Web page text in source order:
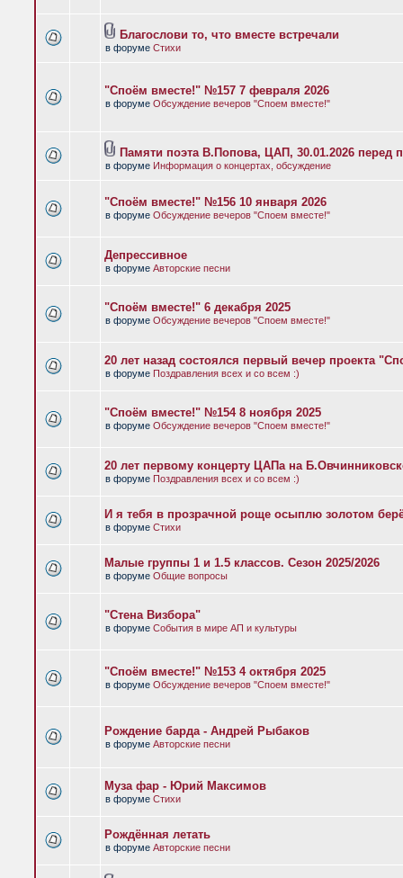
Благослови то, что вместе встречали
в форуме Стихи
"Споём вместе!" №157 7 февраля 2026
в форуме Обсуждение вечеров "Споем вместе!"
Памяти поэта В.Попова, ЦАП, 30.01.2026 перед
в форуме Информация о концертах, обсуждение
"Споём вместе!" №156 10 января 2026
в форуме Обсуждение вечеров "Споем вместе!"
Депрессивное
в форуме Авторские песни
"Споём вместе!" 6 декабря 2025
в форуме Обсуждение вечеров "Споем вместе!"
20 лет назад состоялся первый вечер проекта
в форуме Поздравления всех и со всем :)
"Споём вместе!" №154 8 ноября 2025
в форуме Обсуждение вечеров "Споем вместе!"
20 лет первому концерту ЦАПа на
в форуме Поздравления всех и со всем :)
И я тебя в прозрачной роще осыплю золотом
в форуме Стихи
Малые группы 1 и 1.5 классов. Сезон 2025/2026
в форуме Общие вопросы
"Стена Визбора"
в форуме События в мире АП и культуры
"Споём вместе!" №153 4 октября 2025
в форуме Обсуждение вечеров "Споем вместе!"
Рождение барда - Андрей Рыбаков
в форуме Авторские песни
Муза фар - Юрий Максимов
в форуме Стихи
Рождённая летать
в форуме Авторские песни